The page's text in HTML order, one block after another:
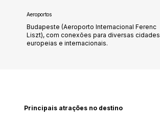
Principais atrações no destino
Aeroportos
Budapeste (Aeroporto Internacional Ferenc
Liszt), com conexões para diversas cidades
europeias e internacionais.